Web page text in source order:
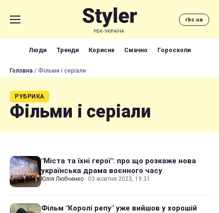
rbc.ua
Люди Тренди Корисне Смачно Гороскопи
Головна / Фільми і серіали
РУБРИКА
Фільми і серіали
"Міста та їхні герої": про що розкаже нова
українська драма воєнного часу
Юлія Любченко · 03 жовтня 2023, 19:31
Фільм "Королі репу" уже вийшов у хорошій